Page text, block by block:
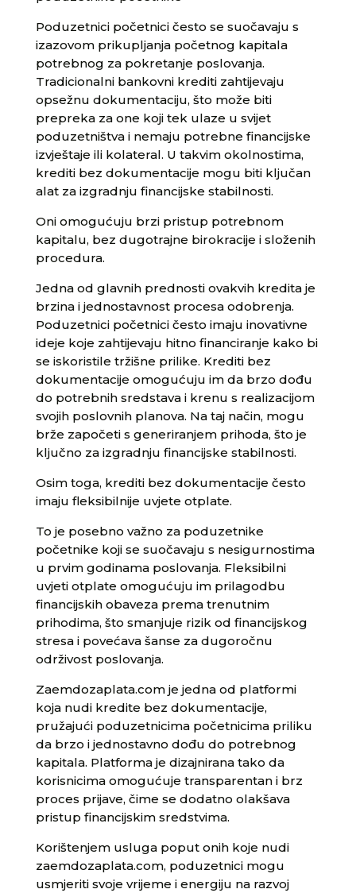
Poduzetnici početnici često se suočavaju s
izazovom prikupljanja početnog kapitala
potrebnog za pokretanje poslovanja.
Tradicionalni bankovni krediti zahtijevaju
opsežnu dokumentaciju, što može biti
prepreka za one koji tek ulaze u svijet
poduzetništva i nemaju potrebne financijske
izvještaje ili kolateral. U takvim okolnostima,
krediti bez dokumentacije mogu biti ključan
alat za izgradnju financijske stabilnosti.
Oni omogućuju brzi pristup potrebnom
kapitalu, bez dugotrajne birokracije i složenih
procedura.
Jedna od glavnih prednosti ovakvih kredita je
brzina i jednostavnost procesa odobrenja.
Poduzetnici početnici često imaju inovativne
ideje koje zahtijevaju hitno financiranje kako bi
se iskoristile tržišne prilike. Krediti bez
dokumentacije omogućuju im da brzo dođu
do potrebnih sredstava i krenu s realizacijom
svojih poslovnih planova. Na taj način, mogu
brže započeti s generiranjem prihoda, što je
ključno za izgradnju financijske stabilnosti.
Osim toga, krediti bez dokumentacije često
imaju fleksibilnije uvjete otplate.
To je posebno važno za poduzetnike
početnike koji se suočavaju s nesigurnostima
u prvim godinama poslovanja. Fleksibilni
uvjeti otplate omogućuju im prilagodbu
financijskih obaveza prema trenutnim
prihodima, što smanjuje rizik od financijskog
stresa i povećava šanse za dugoročnu
održivost poslovanja.
Zaemdozaplata.com je jedna od platformi
koja nudi kredite bez dokumentacije,
pružajući poduzetnicima početnicima priliku
da brzo i jednostavno dođu do potrebnog
kapitala. Platforma je dizajnirana tako da
korisnicima omogućuje transparentan i brz
proces prijave, čime se dodatno olakšava
pristup financijskim sredstvima.
Korištenjem usluga poput onih koje nudi
zaemdozaplata.com, poduzetnici mogu
usmjeriti svoje vrijeme i energiju na razvoj